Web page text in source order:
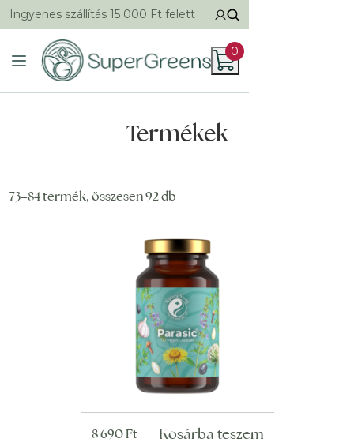
Ingyenes szállítás 15 000 Ft felett
0
Termékek
73–84 termék, összesen 92 db
8 690Ft Kosárba teszem